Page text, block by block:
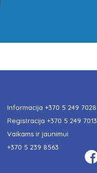
Informacija +370 5 249 7028
Registracija +370 5 249 7013
Vaikams ir jaunimui
+370 5 239 8563